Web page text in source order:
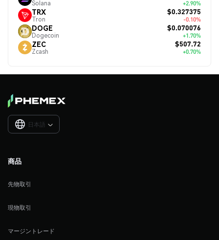
Solana +2.90%
TRX
Tron
$0.327375
-0.10%
DOGE
Dogecoin
$0.070076
+1.70%
ZEC
Zcash
$507.72
+0.70%
日本語 
商品
先物取引
現物取引
マージントレード